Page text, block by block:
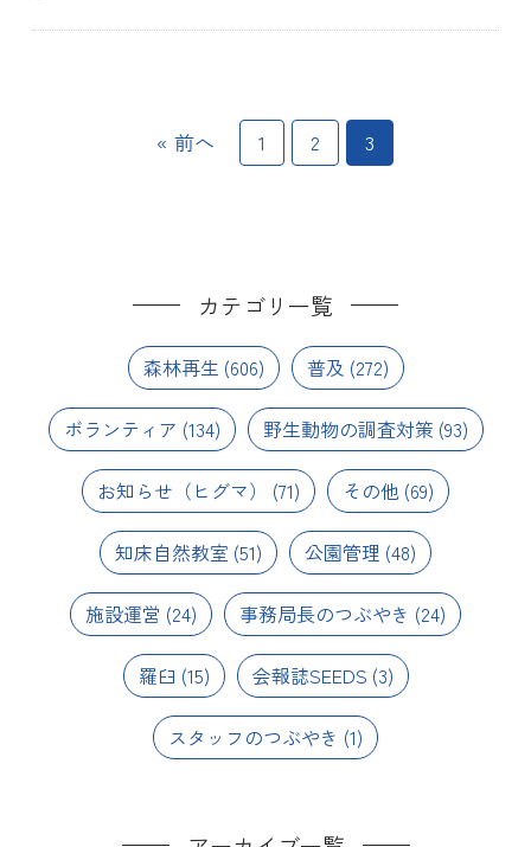
« 前へ 1 2 3
カテゴリ一覧
森林再生 (606) 普及 (272)
ボランティア (134) 野生動物の調査対策 (93)
お知らせ（ヒグマ） (71) その他 (69)
知床自然教室 (51) 公園管理 (48)
施設運営 (24) 事務局長のつぶやき (24)
羅臼 (15) 会報誌SEEDS (3)
スタッフのつぶやき (1)